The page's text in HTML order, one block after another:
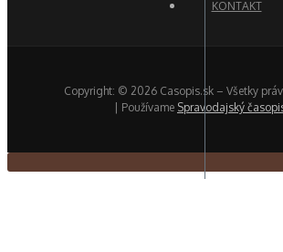
KONTAKT
Copyright: © 2026 Casopis.sk – Všetky
| Používame Spravodajský